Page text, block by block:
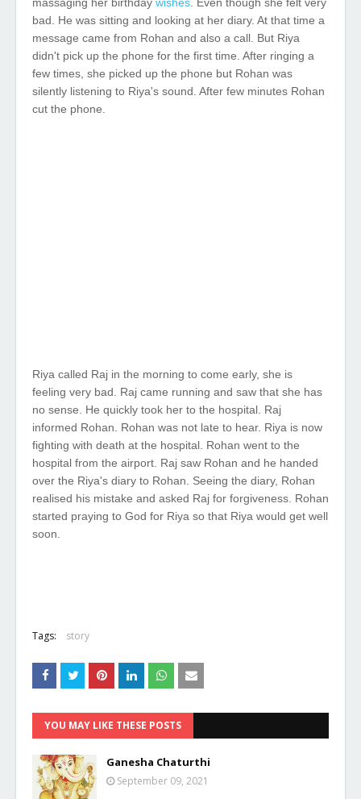
bad. He was sitting and looking at her diary. At that time a
message came from Rohan and also a call. But Riya
didn't pick up the phone for the first time. After ringing a
few times, she picked up the phone but Rohan was
silently listening to Riya's sound. After few minutes Rohan
cut the phone.
Riya called Raj in the morning to come early, she is
feeling very bad. Raj came running and saw that she has
no sense. He quickly took her to the hospital. Raj
informed Rohan. Rohan was not late to hear. Riya is now
fighting with death at the hospital. Rohan went to the
hospital from the airport. Raj saw Rohan and he handed
over the Riya's diary to Rohan. Seeing the diary, Rohan
realised his mistake and asked Raj for forgiveness. Rohan
started praying to God for Riya so that Riya would get well
soon.
Tags: story
YOU MAY LIKE THESE POSTS
Ganesha Chaturthi
September 09, 2021